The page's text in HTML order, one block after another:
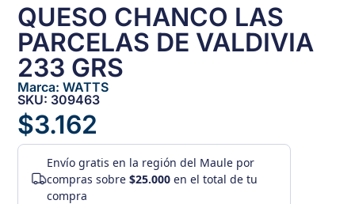
QUESO CHANCO LAS
PARCELAS DE VALDIVIA
233 GRS
Marca:WATTS
SKU: 309463
$3.162
Envío gratis en la región del Maule por
compras sobre$25.000 en el total de tu
compra